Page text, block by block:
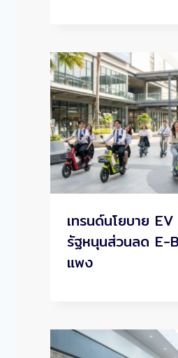
เทรนด์นโยบาย
รัฐหนุนส่วนลด E-
แพง